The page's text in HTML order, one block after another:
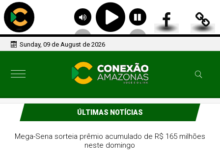
Sunday, 09 de August de 2026
ÚLTIMAS NOTÍCIAS
Tenista Bia Haddad anuncia pausa na carreira neste
segundo semestre